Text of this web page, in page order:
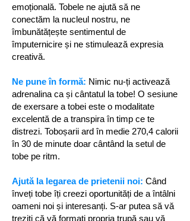
emoțională. Tobele ne ajută să ne
conectăm la nucleul nostru, ne
îmbunătățește sentimentul de
împuternicire și ne stimulează expresia
creativă.
Ne pune în formă: Nimic nu-ți activează
adrenalina ca și cântatul la tobe! O sesiune
de exersare a tobei este o modalitate
excelentă de a transpira în timp ce te
distrezi. Toboșarii ard în medie 270,4 calorii
în 30 de minute doar cântând la setul de
tobe pe ritm.
Ajută la legarea de prietenii noi: Când
înveți tobe îți creezi oportunități de a întâlni
oameni noi și interesanți. S-ar putea să vă
treziți că vă formați propria trupă sau vă